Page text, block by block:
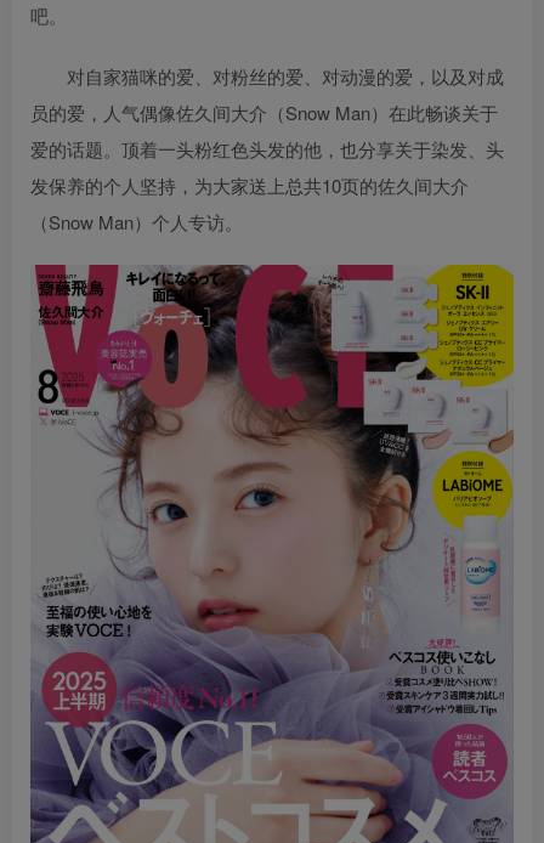
吧。
对自家猫咪的爱、对粉丝的爱、对动漫的爱，以及对成
员的爱，人气偶像佐久间大介（Snow Man）在此畅谈关于
爱的话题。顶着一头粉红色头发的他，也分享关于染发、头
发保养的个人坚持，为大家送上总共10页的佐久间大介
（Snow Man）个人专访。